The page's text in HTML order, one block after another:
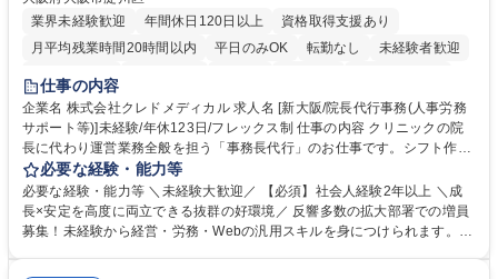
業界未経験歓迎
年間休日120日以上
資格取得支援あり
月平均残業時間20時間以内
平日のみOK 転勤なし
未経験者歓迎
住宅手当あり
交通費支給
駅近5分以内 土日祝休み 昼食補助あり
仕事の内容
企業名 株式会社クレドメディカル 求人名 [新大阪/院長代行事務(人事労務
サポート等)]未経験/年休123日/フレックス制 仕事の内容 クリニックの院
長に代わり運営業務全般を担う「事務長代行」のお仕事です。シフト作成
や経費処理、採用・HP管理などバックオフィス全般を企画サポート。丁
寧な実務対応で現場を支え、専門スキルを構築できます。 当社の開業医支
援のコンサルタントと連携し、開業後クリニックのバックオフィス全般を
担当します。 ＼具体的には／ ■スタッフのシフト作成、日々の経費処理 ■
必要な経験・能力等
必要な経験・能力等 ＼未経験大歓迎／ 【必須】社会人経験2年以上 ＼成
長×安定を高度に両立できる抜群の好環境／ 反響多数の拡大部署での増員
募集！未経験から経営・労務・Webの汎用スキルを身につけられます。初